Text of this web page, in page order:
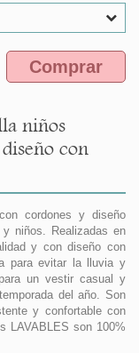
Comprar
niños
con
cordones y diseño
niños. Realizadas en
y con diseño con
para evitar la lluvia y
un vestir casual y
del año. Son
y confortable con
LAVABLES son 100%